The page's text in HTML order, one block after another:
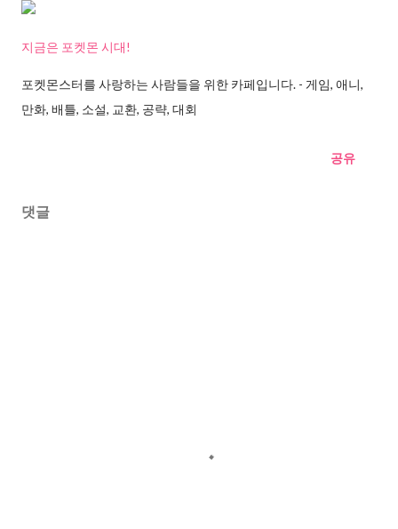
지금은 포켓몬 시대!
포켓몬스터를 사랑하는 사람들을 위한 카페입니다. - 게임, 애니,
만화, 배틀, 소설, 교환, 공략, 대회
공유
댓글